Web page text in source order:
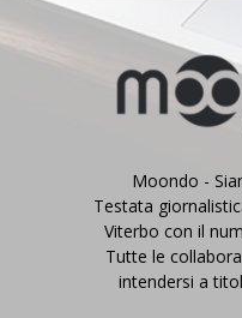
Moondo -
Testata
Viterbo con il
Tutte le
intendersi a